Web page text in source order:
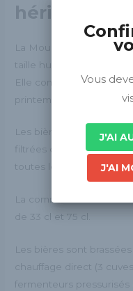
hérisson
La Mousse du Hérisson
taille humaine située
Elle commercialise ses
printemps 2020.
Les bières sont non
filtrées et sans sucre
toutes leurs
La commercialisation
de 33 cl et 75 cl.
Les bières sont
chauffage direct (3
fermenteurs
Vous
J'AI
J'AI